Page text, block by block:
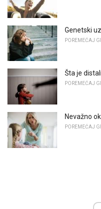
Genetski
POREMEĆAJ
Šta je
POREMEĆAJ
Nevažno
POREMEĆAJ